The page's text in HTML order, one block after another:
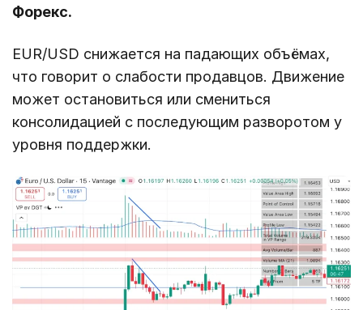
Форекс.
EUR/USD снижается на падающих объёмах,
что говорит о слабости продавцов. Движение
может остановиться или смениться
консолидацией с последующим разворотом у
уровня поддержки.